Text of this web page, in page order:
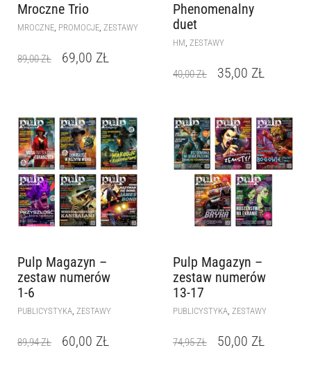
Mroczne Trio
MROCZNE PROMOCJE ZESTAWY
89,00ZŁ 69,00 ZŁ
Phenomenalny
duet
HM ZESTAWY
40,00ZŁ 35,00 ZŁ
Pulp Magazyn –
zestaw numerów
1-6
PUBLICYSTYKA ZESTAWY
89,94ZŁ 60,00 ZŁ
Pulp Magazyn –
zestaw numerów
13-17
PUBLICYSTYKA ZESTAWY
74,95ZŁ 50,00 ZŁ